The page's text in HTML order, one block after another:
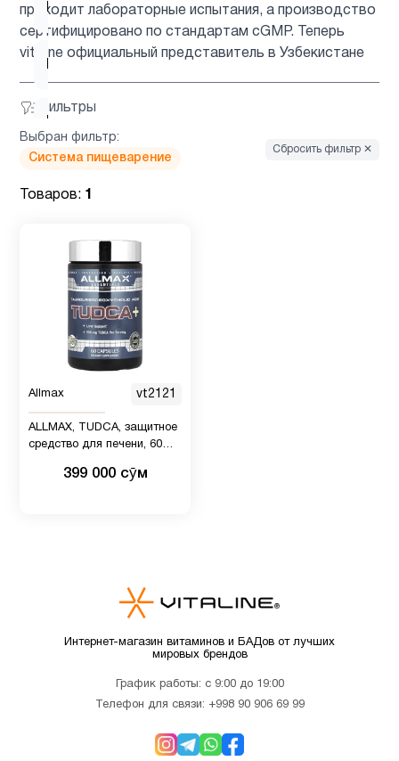
проходит лабораторные испытания, а производство
сертифицировано по стандартам cGMP. Теперь
vitaline официальный представитель в Узбекистане
Фильтры
Магний 3
Мультивитамины
волосы
Препараты
с магнием
2
Система
пищеварение
питание
Хром 1
Выбран фильтр:
Система пищеварение
Сбросить фильтр ✕
Товаров: 1
Allmax vt2121
ALLMAX, TUDCA, защитное
средство для печени, 60
399 000 сӯм
Интернет-магазин витаминов и БАДов от лучших
мировых брендов
График работы: с 9:00 до 19:00
Телефон для связи: +998 90 906 69 99